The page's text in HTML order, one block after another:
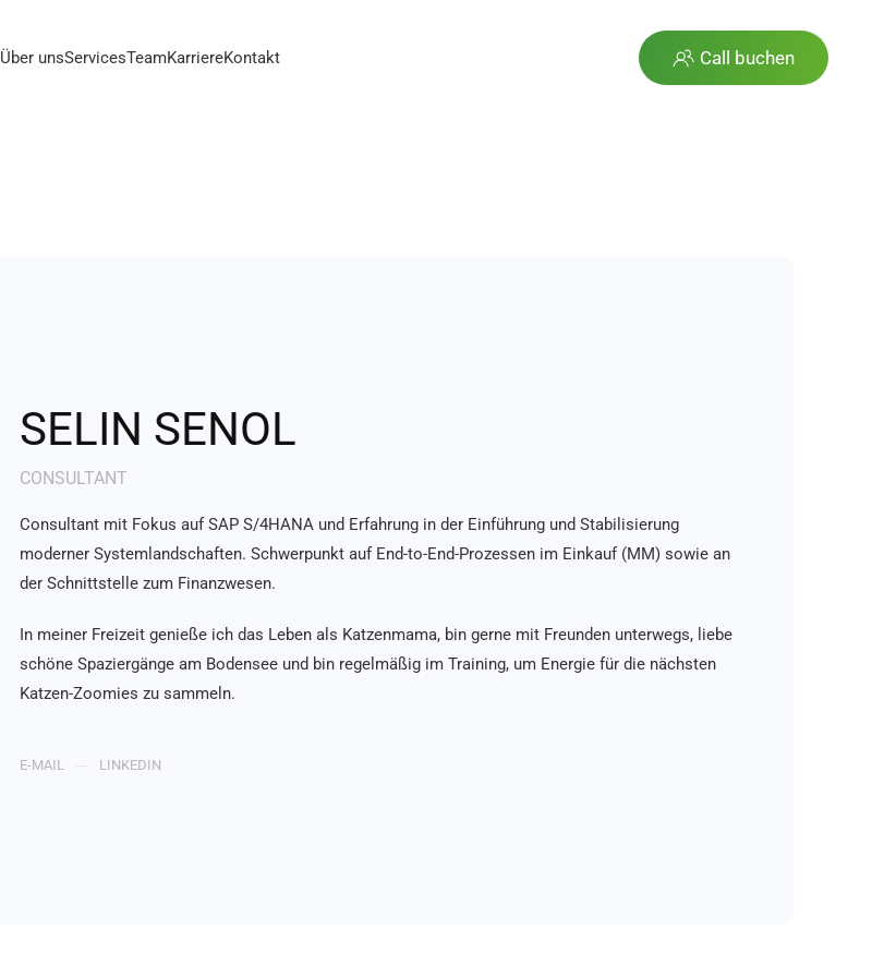
Über unsServicesTeamKarriereKontakt Call buchen
SELIN SENOL
CONSULTANT
Consultant mit Fokus auf SAP S/4HANA und Erfahrung in der Einführung und Stabilisierung
moderner Systemlandschaften. Schwerpunkt auf End-to-End-Prozessen im Einkauf (MM) sowie an
der Schnittstelle zum Finanzwesen.
In meiner Freizeit genieße ich das Leben als Katzenmama, bin gerne mit Freunden unterwegs, liebe
schöne Spaziergänge am Bodensee und bin regelmäßig im Training, um Energie für die nächsten
Katzen-Zoomies zu sammeln.
E-MAIL LINKEDIN